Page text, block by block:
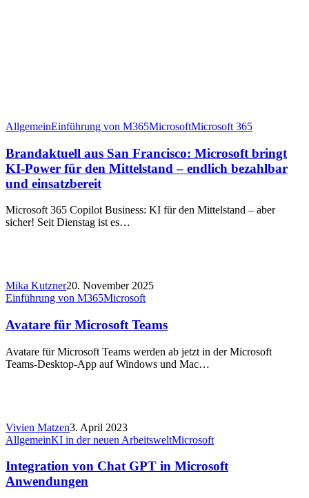
AllgemeinEinführung von M365MicrosoftMicrosoft 365
Brandaktuell aus San Francisco: Microsoft bringt
KI-Power für den Mittelstand – endlich bezahlbar
und einsatzbereit
Microsoft 365 Copilot Business: KI für den Mittelstand – aber
sicher! Seit Dienstag ist es…
Mika Kutzner20. November 2025
Einführung von M365Microsoft
Avatare für Microsoft Teams
Avatare für Microsoft Teams werden ab jetzt in der Microsoft
Teams-Desktop-App auf Windows und Mac…
Vivien Matzen3. April 2023
AllgemeinKI in der neuen ArbeitsweltMicrosoft
Integration von Chat GPT in Microsoft
Anwendungen